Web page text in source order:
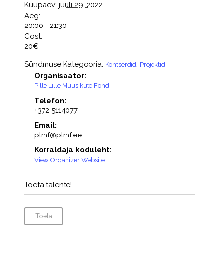
Kuupäev: juuli 29, 2022
Aeg:
20:00 - 21:30
Cost:
20€
Sündmuse Kategooria: Kontserdid, Projektid
Organisaator:
Pille Lille Muusikute Fond
Telefon:
+372 5114077
Email:
plmf@plmf.ee
Korraldaja koduleht:
View Organizer Website
Toeta talente!
Toeta